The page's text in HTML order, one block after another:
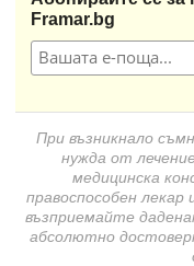
Framar.bg
При възникнало
нужда от
медицинска
правоспособен
възприемайте
абсолютно